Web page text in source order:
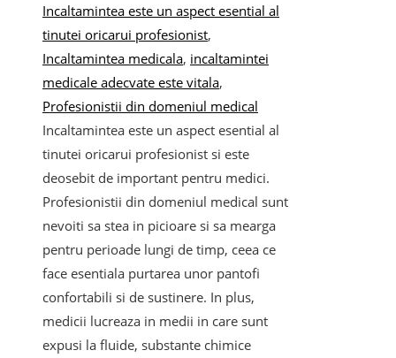
Incaltamintea este un aspect esential al
tinutei oricarui profesionist,
Incaltamintea medicala, incaltamintei
medicale adecvate este vitala,
Profesionistii din domeniul medical
Incaltamintea este un aspect esential al
tinutei oricarui profesionist si este
deosebit de important pentru medici.
Profesionistii din domeniul medical sunt
nevoiti sa stea in picioare si sa mearga
pentru perioade lungi de timp, ceea ce
face esentiala purtarea unor pantofi
confortabili si de sustinere. In plus,
medicii lucreaza in medii in care sunt
expusi la fluide, substante chimice